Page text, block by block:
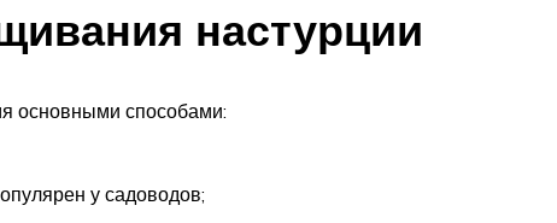
настурции
основными способами:
у садоводов;